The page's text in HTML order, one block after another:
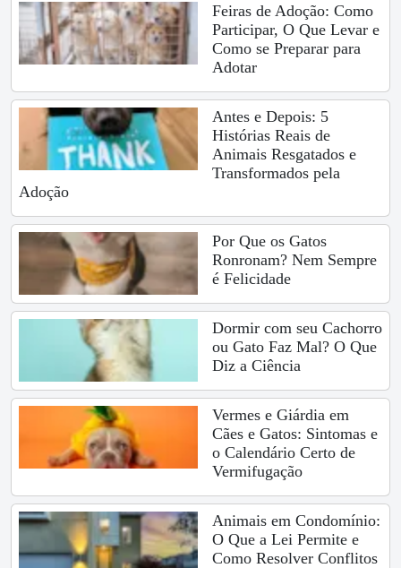
Feiras de Adoção: Como
Participar, O Que Levar e
Como se Preparar para
Adotar
Antes e Depois: 5
Histórias Reais de
Animais Resgatados e
Transformados pela
Adoção
Por Que os Gatos
Ronronam? Nem Sempre
é Felicidade
Dormir com seu Cachorro
ou Gato Faz Mal? O Que
Diz a Ciência
Vermes e Giárdia em
Cães e Gatos: Sintomas e
o Calendário Certo de
Vermifugação
Animais em Condomínio:
O Que a Lei Permite e
Como Resolver Conflitos